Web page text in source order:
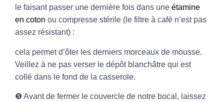
le faisant passer une dernière fois dans une étamine
en coton ou compresse stérile (le filtre à café n’est pas
assez résistant) :
cela permet d’ôter les derniers morceaux de mousse.
Veillez à ne pas verser le dépôt blanchâtre qui est
collé dans le fond de la casserole.
❺ Avant de fermer le couvercle de notre bocal, laissez